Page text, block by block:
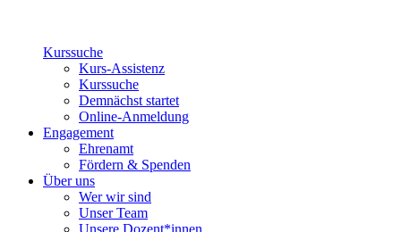
Kurssuche
Kurs-Assistenz
Kurssuche
Demnächst startet
Online-Anmeldung
Engagement
Ehrenamt
Fördern & Spenden
Über uns
Wer wir sind
Unser Team
Unsere Dozent*innen